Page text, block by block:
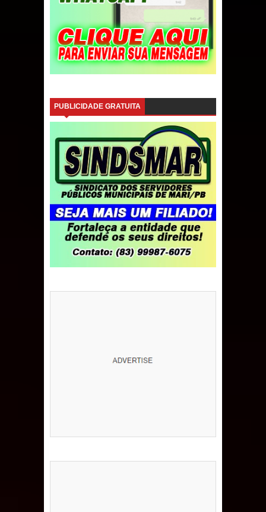
PUBLICIDADE GRATUITA